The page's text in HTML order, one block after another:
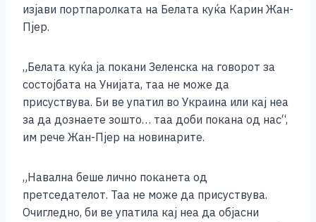
изјави портпаролката на Белата куќа Карин Жан-
Пјер.
„Белата куќа ја покани Зеленска на говорот за
состојбата на Унијата, таа не може да
присуствува. Би ве упатил во Украина или кај неа
за да дознаете зошто… таа доби покана од нас“,
им рече Жан-Пјер на новинарите.
„Навална беше лично поканета од
претседателот. Таа не може да присуствува.
Очигледно, би ве упатила кај неа да објасни